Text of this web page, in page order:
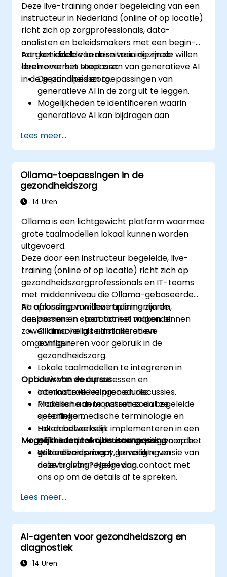
Deze live-training onder begeleiding van een
instructeur in Nederland (online of op locatie)
richt zich op zorgprofessionals, data-
analisten en beleidsmakers met een begin-
tot gemiddelde kennisniveau die meer willen
leren over het toepassen van generatieve AI
in de gezondheidszorg.
Aan het einde van deze training zijn de
deelnemers in staat om:
De principes en toepassingen van
generatieve AI in de zorg uit te leggen.
Mogelijkheden te identificeren waarin
generatieve AI kan bijdragen aan
gepersonaliseerde geneeskunde.
Technieken op basis van generatieve AI
te gebruiken voor medische
beeldvorming en diagnostiek.
De ethische gevolgen van het gebruik van
AI in medische contexten te beoordelen.
technologieën succesvol te integreren
binnen zorgorganisaties.
Lees meer...
Ollama-toepassingen in de
gezondheidszorg
14 Uren
Ollama is een lichtgewicht platform waarmee
grote taalmodellen lokaal kunnen worden
uitgevoerd.
Deze door een instructeur begeleide, live-
training (online of op locatie) richt zich op
gezondheidszorgprofessionals en IT-teams
met middenniveau die Ollama-gebaseerde
AI-oplossingen willen implementeren,
aanpassen en operationeel maken binnen
zowel klinische als administratieve
omgevingen.
Na afronding van deze training zijn de
deelnemers in staat tot het volgende:
Ollama veilig te installeren en
configureren voor gebruik in de
gezondheidszorg.
Lokale taalmodellen te integreren in
klinische werkprocessen en
administratieve procedures.
Modellen aan te passen zodat ze
specifieke medische terminologie en
taken beheersen.
De beste praktijken toe te passen op het
gebied van privacy, beveiliging en
naleving van regelgeving.
Opbouw van de cursus
Interactieve lezingen en discussies.
Praktische demonstraties en begeleide
oefeningen.
Het daadwerkelijk implementeren in een
geïsoleerde simulatieomgeving voor de
gezondheidszorg.
Mogelijkheden tot cursusaanpassing
Wilt u een op maat gemaakte versie van
deze training? Neem dan contact met
ons op om de details af te spreken.
Lees meer...
AI-agenten voor gezondheidszorg en
diagnostiek
14 Uren